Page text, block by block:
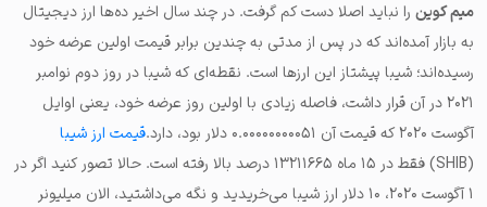
میم کوین را نباید اصلا دست کم گرفت. در چند سال اخیر ده‌ها ارز دیجیتال
به بازار آمده‌اند که در پس از مدتی به چندین برابر قیمت اولین عرضه خود
رسیده‌اند؛ شیبا پیشتاز این ارزها است. نقطه‌ای که شیبا در روز دوم نوامبر
۲۰۲۱ در آن قرار داشت، فاصله زیادی با اولین روز عرضه خود، یعنی اوایل
آگوست ۲۰۲۰ که قیمت آن ۰.۰۰۰۰۰۰۰۰۰۵۱ دلار بود، دارد.
قیمت ارز شیبا
(SHIB) فقط در ۱۵ ماه ۱۳۲۱۱۶۶۵ درصد بالا رفته است. حالا تصور کنید اگر در
۱ آگوست ۲۰۲۰، ۱۰ دلار ارز شیبا می‌خریدید و نگه می‌داشتید، الان میلیونر